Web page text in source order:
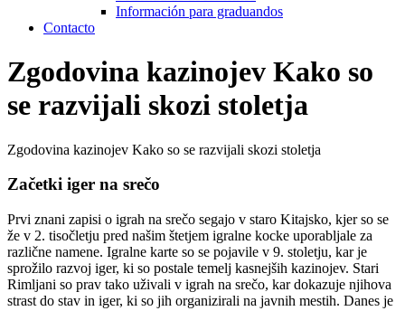
Información para graduandos
Contacto
Zgodovina kazinojev Kako so
se razvijali skozi stoletja
Zgodovina kazinojev Kako so se razvijali skozi stoletja
Začetki iger na srečo
Prvi znani zapisi o igrah na srečo segajo v staro Kitajsko, kjer so se
že v 2. tisočletju pred našim štetjem igralne kocke uporabljale za
različne namene. Igralne karte so se pojavile v 9. stoletju, kar je
sprožilo razvoj iger, ki so postale temelj kasnejših kazinojev. Stari
Rimljani so prav tako uživali v igrah na srečo, kar dokazuje njihova
strast do stav in iger, ki so jih organizirali na javnih mestih. Danes je